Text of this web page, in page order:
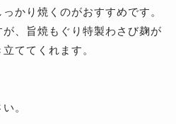
かり焼くのがおすすめです。
、旨焼もぐり特製わさび麹が
ててくれます。
。